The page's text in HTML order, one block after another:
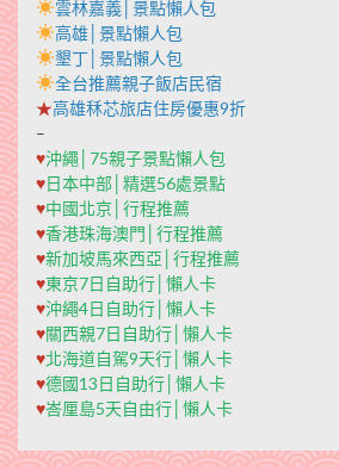
雲林嘉義│景點懶人包
高雄│景點懶人包
墾丁│景點懶人包
全台推薦親子飯店民宿
★高雄秝芯旅店住房優惠9折
–
♥沖繩│75親子景點懶人包
♥日本中部│精選56處景點
♥中國北京│行程推薦
♥香港珠海澳門│行程推薦
♥新加坡馬來西亞│行程推薦
♥東京7日自助行│懶人卡
♥沖繩4日自助行│懶人卡
♥關西親7日自助行│懶人卡
♥北海道自駕9天行│懶人卡
♥德國13日自助行│懶人卡
♥峇厘島5天自由行│懶人卡